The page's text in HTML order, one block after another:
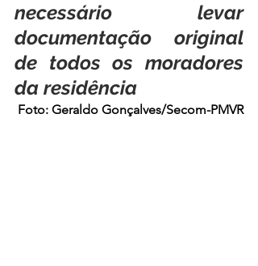
necessário levar
documentação original
de todos os moradores
da residência
Foto: Geraldo Gonçalves/Secom-PMVR